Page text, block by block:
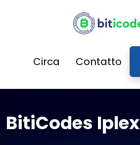
Circa Contatto
BitiCodes Iplex